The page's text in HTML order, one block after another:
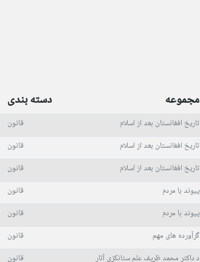
مجموعه دسته بندی
تاریخ افغانستان بعد از اسلام قانون
تاریخ افغانستان بعد از اسلام قانون
تاریخ افغانستان بعد از اسلام قانون
پیوند با مردم قانون
پیوند با مردم قانون
گرآورده های مهم قانون
د داکتر محمد ظریف علم ستانکزی آثار قانون